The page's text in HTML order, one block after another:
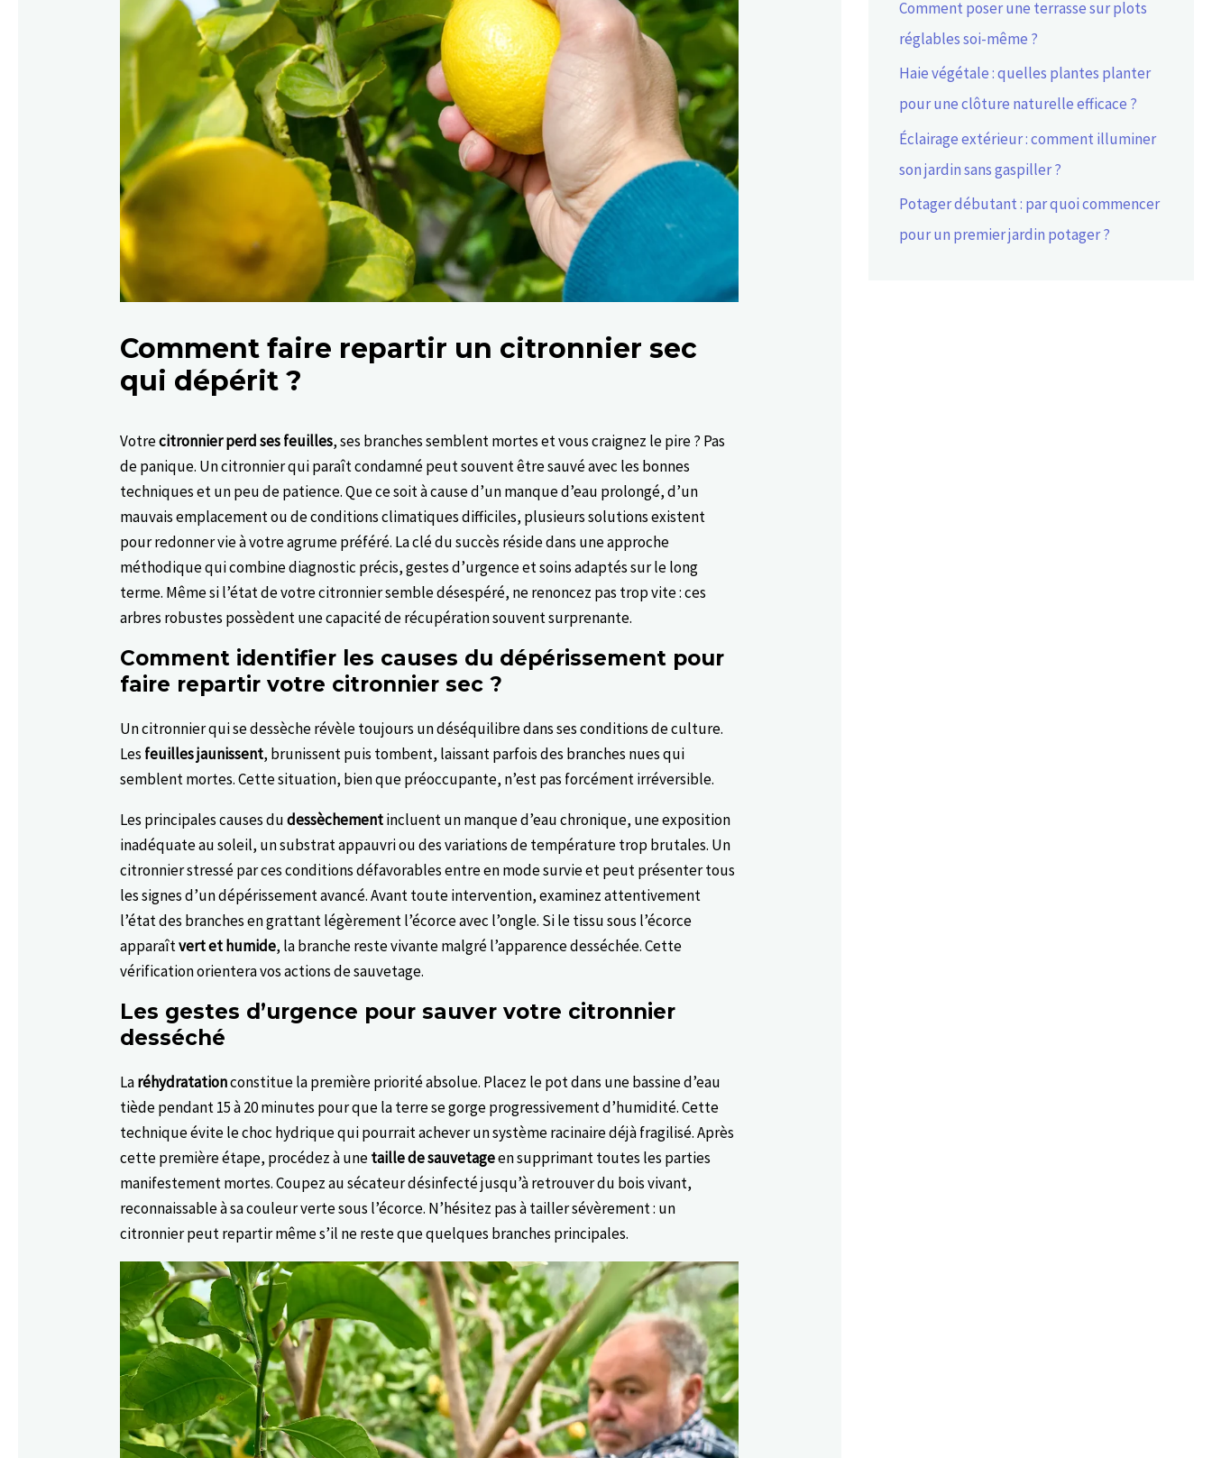
Comment faire repartir un citronnier sec
qui dépérit ?
Votrecitronnier perd ses feuilles, ses branches semblent mortes et vous craignez le pire ? Pas
de panique. Un citronnier qui paraît condamné peut souvent être sauvé avec les bonnes
techniques et un peu de patience. Que ce soit à cause d’un manque d’eau prolongé, d’un
mauvais emplacement ou de conditions climatiques difficiles, plusieurs solutions existent
pour redonner vie à votre agrume préféré. La clé du succès réside dans une approche
méthodique qui combine diagnostic précis, gestes d’urgence et soins adaptés sur le long
terme. Même si l’état de votre citronnier semble désespéré, ne renoncez pas trop vite : ces
arbres robustes possèdent une capacité de récupération souvent surprenante.
Comment identifier les causes du dépérissement pour
faire repartir votre citronnier sec ?
Un citronnier qui se dessèche révèle toujours un déséquilibre dans ses conditions de culture.
Les feuilles jaunissent, brunissent puis tombent, laissant parfois des branches nues qui
semblent mortes. Cette situation, bien que préoccupante, n’est pas forcément irréversible.
Les principales causes dudessèchementincluent un manque d’eau chronique, une exposition
inadéquate au soleil, un substrat appauvri ou des variations de température trop brutales. Un
citronnier stressé par ces conditions défavorables entre en mode survie et peut présenter tous
les signes d’un dépérissement avancé. Avant toute intervention, examinez attentivement
l’état des branches en grattant légèrement l’écorce avec l’ongle. Si le tissu sous l’écorce
apparaîtvert et humide, la branche reste vivante malgré l’apparence desséchée. Cette
vérification orientera vos actions de sauvetage.
Les gestes d’urgence pour sauver votre citronnier
desséché
Laréhydratationconstitue la première priorité absolue. Placez le pot dans une bassine d’eau
tiède pendant 15 à 20 minutes pour que la terre se gorge progressivement d’humidité. Cette
technique évite le choc hydrique qui pourrait achever un système racinaire déjà fragilisé. Après
cette première étape, procédez à unetaille de sauvetageen supprimant toutes les parties
manifestement mortes. Coupez au sécateur désinfecté jusqu’à retrouver du bois vivant,
reconnaissable à sa couleur verte sous l’écorce. N’hésitez pas à tailler sévèrement : un
citronnier peut repartir même s’il ne reste que quelques branches principales.
Comment poser une terrasse sur plots
réglables soi-même ?
Haie végétale : quelles plantes planter
pour une clôture naturelle efficace ?
Éclairage extérieur : comment illuminer
son jardin sans gaspiller ?
Potager débutant : par quoi commencer
pour un premier jardin potager ?